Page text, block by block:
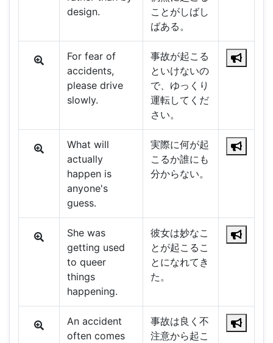
design.
ことがしばし
ばある。
For fear of
accidents,
please drive
slowly.
事故が起こる
といけないの
で、ゆっくり
運転してくだ
さい。
What will
actually
happen is
anyone's
guess.
実際に何が起
こるか誰にも
分からない。
She was
getting used
to queer
things
happening.
彼女は妙なこ
とが起こるこ
とになれてき
た。
An accident
often comes
事故は良く不
注意から起こ